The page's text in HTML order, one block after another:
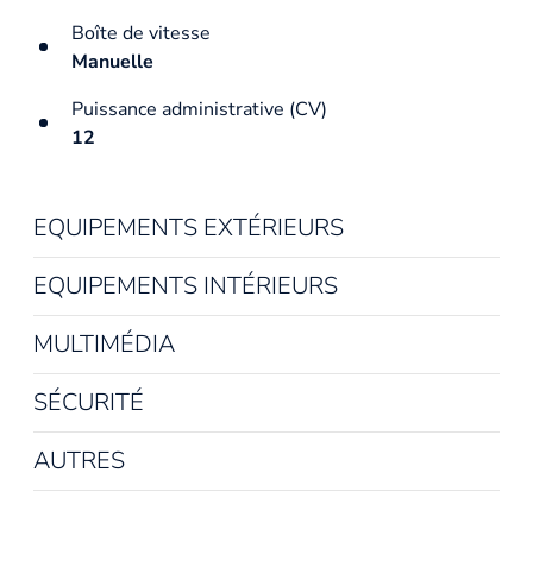
Boîte de vitesse
Manuelle
Puissance administrative (CV)
12
EQUIPEMENTS EXTÉRIEURS
EQUIPEMENTS INTÉRIEURS
MULTIMÉDIA
SÉCURITÉ
AUTRES